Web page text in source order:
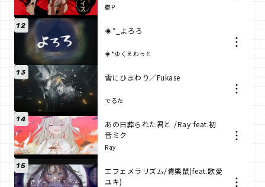
鬱P
12 ◈*_よろろ
◈*ゆくえわっと
13 雪にひまわり／Fukase
でるた
14
あの日葬られた君と /Ray feat.初
音ミク
Ray
15
エフェメラリズム/青栗鼠(feat.歌愛
ユキ)